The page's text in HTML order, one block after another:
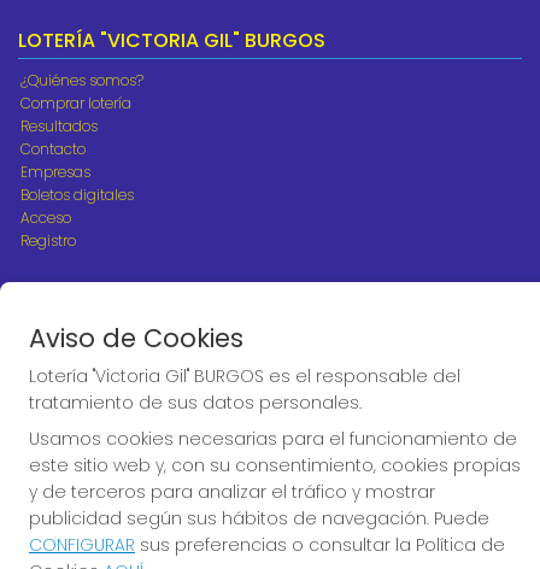
LOTERÍA "VICTORIA GIL" BURGOS
¿Quiénes somos?
Comprar lotería
Resultados
Contacto
Empresas
Boletos digitales
Acceso
Registro
CONTACTO
ADMINISTRACION DE LOTERIAS Nº10 BURGOS - Receptor
Oficial 18775
947487318
Clica aquí para contactar por WhatsApp
668647944
loteria@victoriagil.com
Aviso de Cookies
Lotería "Victoria Gil" BURGOS es el responsable del
tratamiento de sus datos personales.
Usamos cookies necesarias para el funcionamiento de
este sitio web y, con su consentimiento, cookies propias
y de terceros para analizar el tráfico y mostrar
publicidad según sus hábitos de navegación. Puede
CONFIGURAR sus preferencias o consultar la Política de